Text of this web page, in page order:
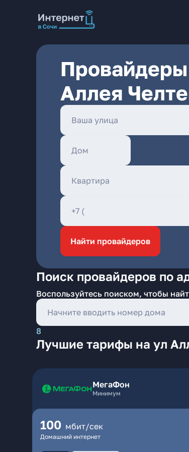
Аллея
Найти провайдеров
Поиск провайдеров по
Воспользуйтесь поиском, чтобы
8
Лучшие тарифы на ул
МегаФон
Минимум
100 мбит/сек
Домашний интернет